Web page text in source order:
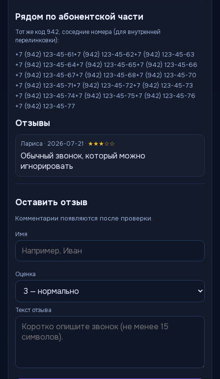
Рядом по абонентской части
Тот же код 942, соседние номера (для внутренней
перелинковки):
+7 (942) 123-45-61+7 (942) 123-45-62+7 (942) 123-45-63
+7 (942) 123-45-64+7 (942) 123-45-65+7 (942) 123-45-66
+7 (942) 123-45-67+7 (942) 123-45-68+7 (942) 123-45-70
+7 (942) 123-45-71+7 (942) 123-45-72+7 (942) 123-45-73
+7 (942) 123-45-74+7 (942) 123-45-75+7 (942) 123-45-76
+7 (942) 123-45-77
Отзывы
Лариса · 2026-07-21 · ★★★☆☆
Обычный звонок, который можно
игнорировать
Оставить отзыв
Комментарии появляются после проверки.
Имя
Оценка
Текст отзыва